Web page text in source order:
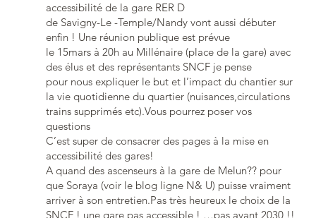
accessibilité de la gare RER D
de Savigny-Le -Temple/Nandy vont aussi débuter
enfin ! Une réunion publique est prévue
le 15mars à 20h au Millénaire (place de la gare) avec
des élus et des représentants SNCF je pense
pour nous expliquer le but et l’impact du chantier sur
la vie quotidienne du quartier (nuisances,circulations
trains supprimés etc).Vous pourrez poser vos
questions
C’est super de consacrer des pages à la mise en
accessibilité des gares!
A quand des ascenseurs à la gare de Melun?? pour
que Soraya (voir le blog ligne N& U) puisse vraiment
arriver à son entretien.Pas très heureux le choix de la
SNCF ! une gare pas accessible ! …pas avant 2030 !!